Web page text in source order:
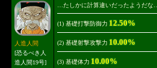
人造人間
[恐るべき人
造人間19号]
…たしかに計算違いだったようだな…
(1) 基礎打撃防御力 12.50%
(2) 基礎射撃攻撃力 10.00%
(3) 基礎体力 10.00%